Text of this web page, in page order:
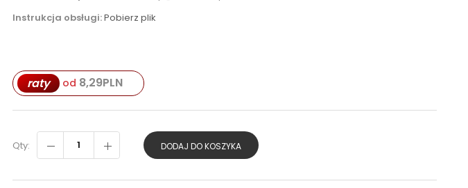
Instrukcja obsługi:Pobierz plik
raty od 8,29PLN
Qty: DODAJ DO KOSZYKA